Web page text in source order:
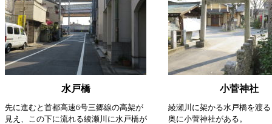
水戸橋 小菅神社
先に進むと首都高速6号三郷線の高架が
見え、この下に流れる綾瀬川に水戸橋が
綾瀬川に架かる水戸橋を渡
奥に小菅神社がある。